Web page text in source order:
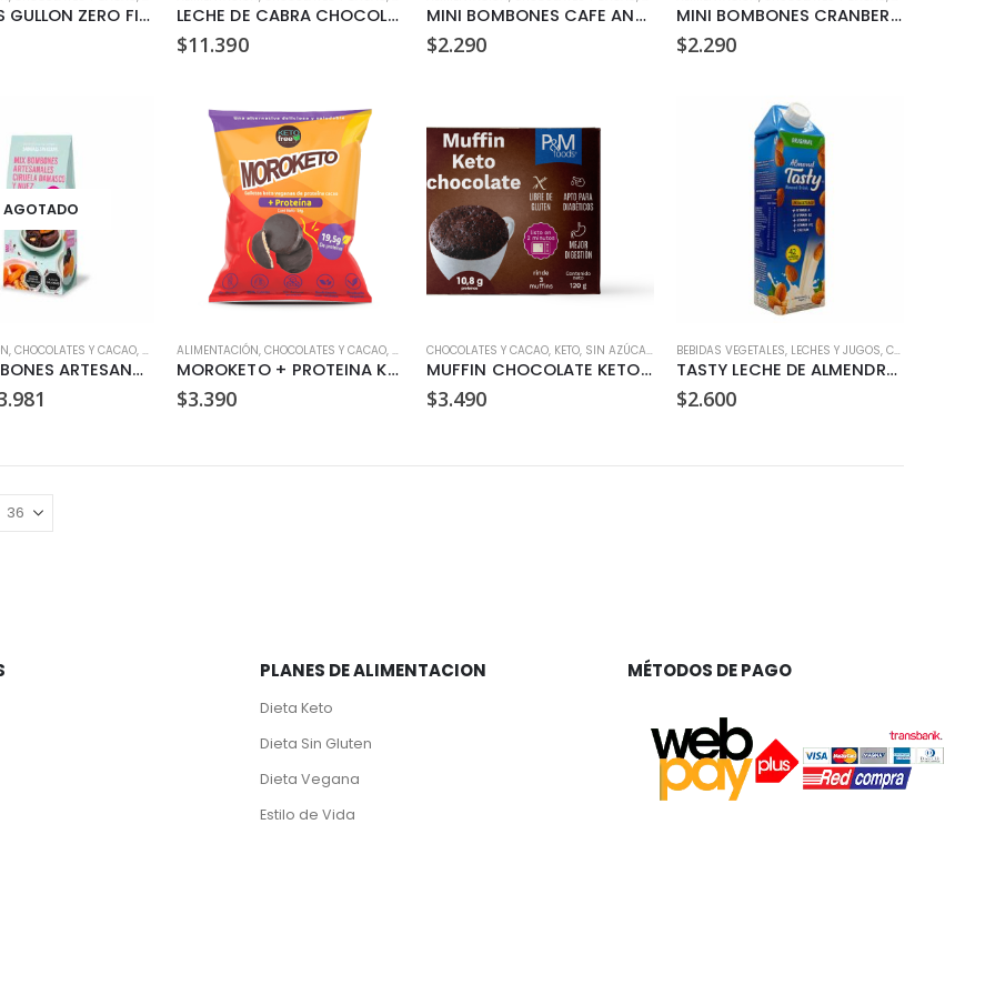
GALLETAS GULLON ZERO FINAS AVENA CHOCOLATE 150G LECHE DE CABRA CHOCOLATE DAGOAT 400GR
$11.390
MINI BOMBONES CAFE ANDINO 30GR
$2.290
MINI BOMBONES CRANBERRIES ANDINO 30GR
$2.290
AGOTADO
, CHOCOLATES Y CACAO, SIN AZÚCAR,SIN GLUTEN,SIN LACTOSA,SNACKS VEGANO
MIX BOMBONES ARTESANALES SABORES SIN CULPA 100GR
ALIMENTACIÓN, CHOCOLATES Y CACAO, PROTEÍNAS,SIN AZÚCAR,SIN GLUTEN, SNACKS, VEGANO
MOROKETO + PROTEINA KETO KETOFREE 19.5GR
$3.390
CHOCOLATES Y CACAO, KETO, SIN AZÚCAR SIN GLUTEN ,SIN LACTOSA
MUFFIN CHOCOLATE KETO 120GR
$3.490
BEBIDAS VEGETALES, LECHES Y JUGOS, CHOCOLATES Y CACAO
TASTY LECHE DE ALMENDRAS SIN AZUCAR 1L
$2.600
PLANES DE ALIMENTACION
Dieta Keto
Dieta Sin Gluten
Dieta Vegana
Estilo de Vida
MÉTODOS DE PAGO